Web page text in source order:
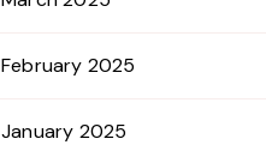
February 2025
January 2025